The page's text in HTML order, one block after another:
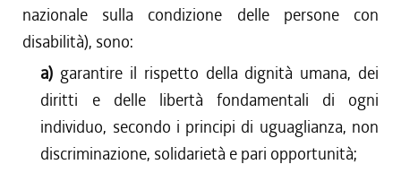
nazionale sulla condizione delle persone con
disabilità), sono:
a) garantire il rispetto della dignità umana, dei
diritti e delle libertà fondamentali di ogni
individuo, secondo i principi di uguaglianza, non
discriminazione, solidarietà e pari opportunità;